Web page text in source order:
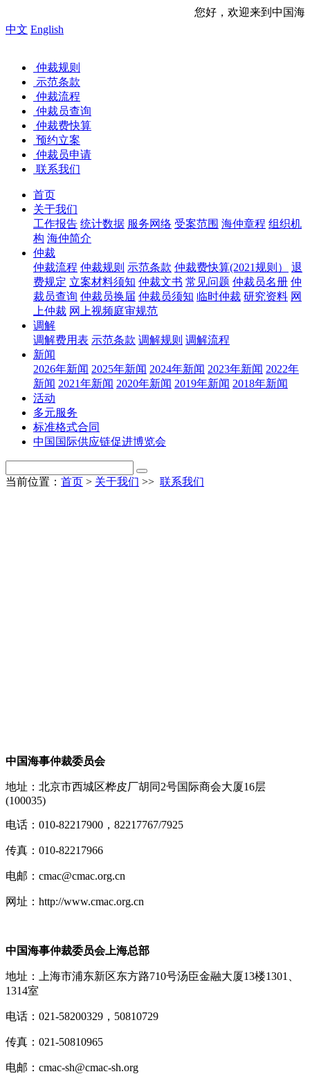
您好，欢迎来到中国海事仲裁委员会
中文 English
仲裁规则
示范条款
仲裁流程
仲裁员查询
仲裁费快算
预约立案
仲裁员申请
联系我们
首页
关于我们
工作报告 统计数据 服务网络 受案范围 海仲章程 组织机
构 海仲简介
仲裁
仲裁流程 仲裁规则 示范条款 仲裁费快算(2021规则）
退
费规定 立案材料须知 仲裁文书 常见问题 仲裁员名册 仲
裁员查询 仲裁员换届 仲裁员须知 临时仲裁 研究资料 网
上仲裁 网上视频庭审规范
调解
调解费用表 示范条款 调解规则 调解流程
新闻
2026年新闻 2025年新闻 2024年新闻 2023年新闻 2022年
新闻 2021年新闻 2020年新闻 2019年新闻 2018年新闻
活动
多元服务
标准格式合同
中国国际供应链促进博览会
当前位置： 首页 > 关于我们 >> 联系我们
中国海事仲裁委员会
地址：北京市西城区桦皮厂胡同2号国际商会大厦16层
(100035)
电话：010-82217900，82217767/7925
传真：010-82217966
电邮：cmac@cmac.org.cn
网址：http://www.cmac.org.cn
中国海事仲裁委员会上海总部
地址：上海市浦东新区东方路710号汤臣金融大厦13楼1301、
1314室
电话：021-58200329，50810729
传真：021-50810965
电邮：cmac-sh@cmac-sh.org